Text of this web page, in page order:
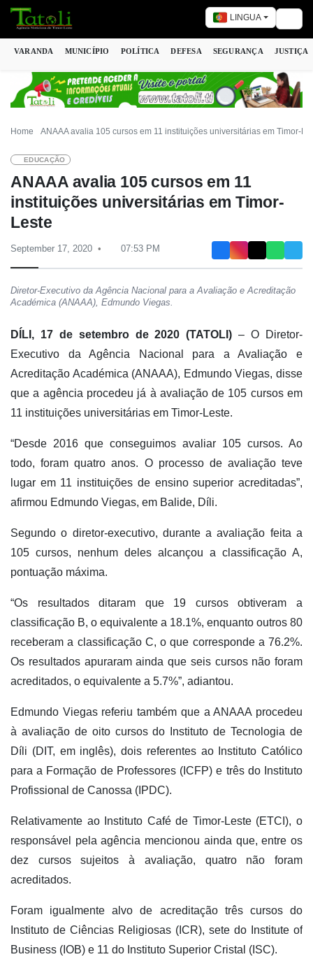
LINGUA
VARANDA MUNICÍPIO POLÍTICA DEFESA SEGURANÇA JUSTIÇA
Home ANAAA avalia 105 cursos em 11 instituições universitárias em Timor-
EDUCAÇÃO
ANAAA avalia 105 cursos em 11
instituições universitárias em Timor-
Leste
September 17, 2020 07:53 PM
Diretor-Executivo da Agência Nacional para a Avaliação e Acreditação
Académica (ANAAA), Edmundo Viegas.
DÍLI, 17 de setembro de 2020 (TATOLI) – O Diretor-
Executivo da Agência Nacional para a Avaliação e
Acreditação Académica (ANAAA), Edmundo Viegas, disse
que a agência procedeu já à avaliação de 105 cursos em
11 instituições universitárias em Timor-Leste.
“Desde 2016 que conseguimos avaliar 105 cursos. Ao
todo, foram quatro anos. O processo de avaliação teve
lugar em 11 instituições de ensino superior acreditadas”,
afirmou Edmundo Viegas, em Balide, Díli.
Segundo o diretor-executivo, durante a avaliação feita a
105 cursos, nenhum deles alcançou a classificação A,
pontuação máxima.
“Os resultados ditaram que 19 cursos obtiveram a
classificação B, o equivalente a 18.1%, enquanto outros 80
receberam a classificação C, o que corresponde a 76.2%.
Os resultados apuraram ainda que seis cursos não foram
acreditados, o equivalente a 5.7%”, adiantou.
Edmundo Viegas referiu também que a ANAAA procedeu
à avaliação de oito cursos do Instituto de Tecnologia de
Díli (DIT, em inglês), dois referentes ao Instituto Católico
para a Formação de Professores (ICFP) e três do Instituto
Profissional de Canossa (IPDC).
Relativamente ao Instituto Café de Timor-Leste (ETCI), o
responsável pela agência mencionou ainda que, entre os
dez cursos sujeitos à avaliação, quatro não foram
acreditados.
Foram igualmente alvo de acreditação três cursos do
Instituto de Ciências Religiosas (ICR), sete do Institute of
Business (IOB) e 11 do Instituto Superior Cristal (ISC).